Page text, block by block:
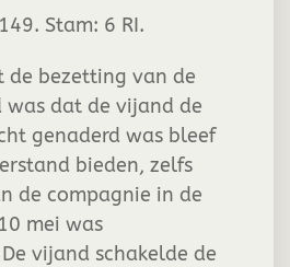
Stam: 6 RI.
de bezetting van de
was dat de vijand de
genaderd was bleef
bieden, zelfs
de compagnie in de
mei was
vijand schakelde de